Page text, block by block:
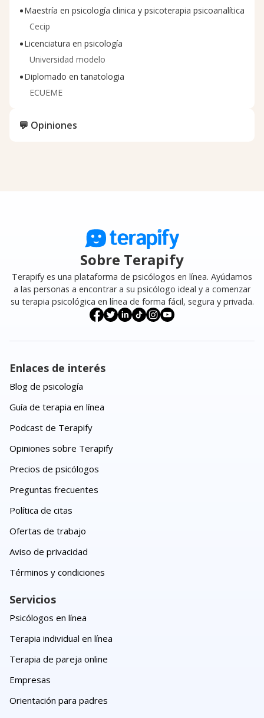
•Maestría en psicología clinica y psicoterapia psicoanalítica
Cecip
•Licenciatura en psicología
Universidad modelo
•Diplomado en tanatologia
ECUEME
💬 Opiniones
Sobre Terapify
Terapify es una plataforma de psicólogos en línea. Ayúdamos
a las personas a encontrar a su psicólogo ideal y a comenzar
su terapia psicológica en línea de forma fácil, segura y privada.
Enlaces de interés
Blog de psicología
Guía de terapia en línea
Podcast de Terapify
Opiniones sobre Terapify
Precios de psicólogos
Preguntas frecuentes
Política de citas
Ofertas de trabajo
Aviso de privacidad
Términos y condiciones
Servicios
Psicólogos en línea
Terapia individual en línea
Terapia de pareja online
Empresas
Orientación para padres